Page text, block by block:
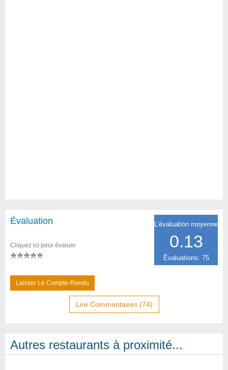
L'évaluation moyenne
0.13
Évaluations: 75
Évaluation
Cliquez ici pour évaluer
Laisser Le Compte-Rendu
Lire Commentaires (74)
Autres restaurants à proximité...